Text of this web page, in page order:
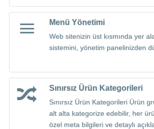
Menü Yönetimi
Web sitenizin üst kısmında yer
sistemini, yönetim panelinizden
Sınırsız Ürün Kategorileri
Sınırsız Ürün Kategorileri Ürün
alt alta kategorize edebilir, her
özel meta bilgileri ve detaylı